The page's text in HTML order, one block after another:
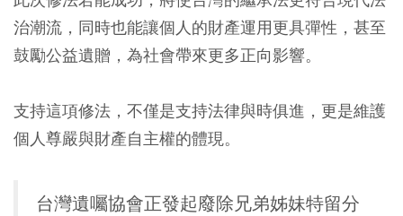
治潮流，同時也能讓個人的財產運用更具彈性，甚至
鼓勵公益遺贈，為社會帶來更多正向影響。
支持這項修法，不僅是支持法律與時俱進，更是維護
個人尊嚴與財產自主權的體現。
台灣遺囑協會正發起廢除兄弟姊妹特留分